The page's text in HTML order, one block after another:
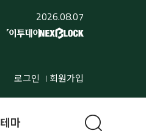
2026.08.07
로그인 회원가입
테마